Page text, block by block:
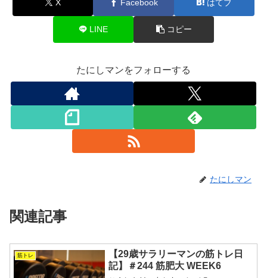
X Facebook はてブ
LINE コピー
たにしマンをフォローする
たにしマン
関連記事
筋トレ
【29歳サラリーマンの筋トレ日
記】＃244 筋肥大 WEEK6